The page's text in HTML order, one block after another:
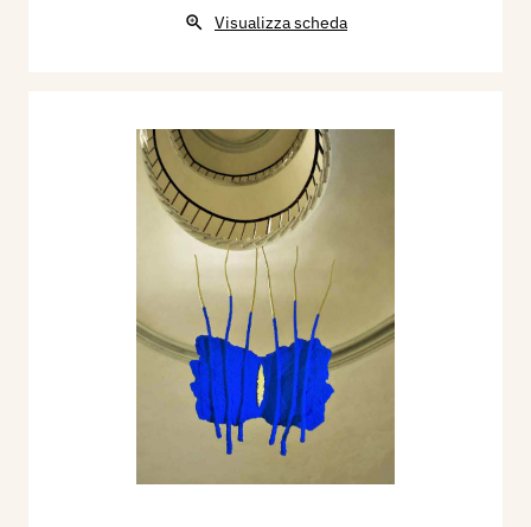
Visualizza scheda